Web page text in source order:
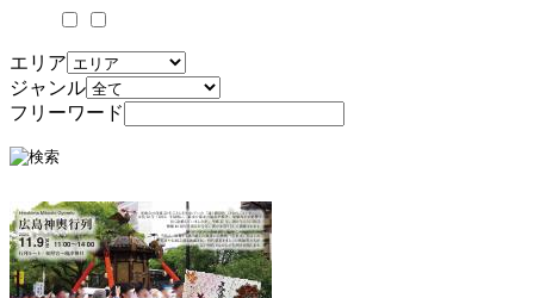
エリア
ジャンル
フリーワード